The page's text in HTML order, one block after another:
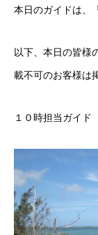
本日のガイドは
以下、本日の皆様
載不可のお客様は
１０時担当ガイ